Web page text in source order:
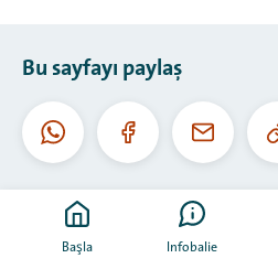
Başla Infobalie
Bu sayfayı paylaş
WhatsappFacebookE-